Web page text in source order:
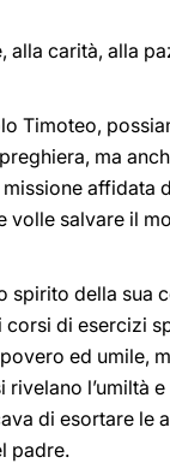
alla carità, alla
Timoteo,
ma
affidata
salvare il
spirito della sua
di esercizi
ed umile,
rivelano l’umiltà
di esortare le
padre.